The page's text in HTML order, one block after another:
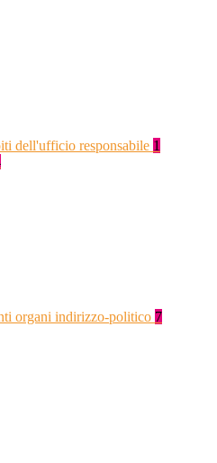
dell'ufficio responsabile 1
organi indirizzo-politico 7